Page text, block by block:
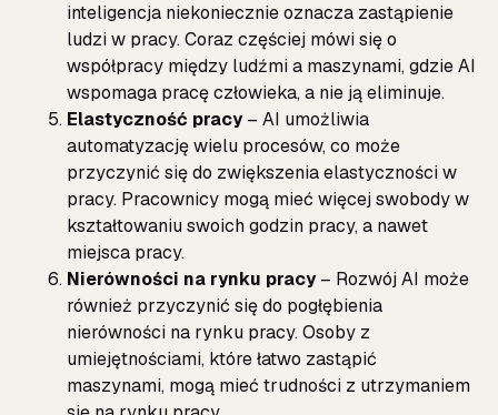
inteligencja niekoniecznie oznacza zastąpienie
ludzi w pracy. Coraz częściej mówi się o
współpracy między ludźmi a maszynami, gdzie AI
wspomaga pracę człowieka, a nie ją eliminuje.
Elastyczność pracy– AI umożliwia
automatyzację wielu procesów, co może
przyczynić się do zwiększenia elastyczności w
pracy. Pracownicy mogą mieć więcej swobody w
kształtowaniu swoich godzin pracy, a nawet
miejsca pracy.
Nierówności na rynku pracy– Rozwój AI może
również przyczynić się do pogłębienia
nierówności na rynku pracy. Osoby z
umiejętnościami, które łatwo zastąpić
maszynami, mogą mieć trudności z utrzymaniem